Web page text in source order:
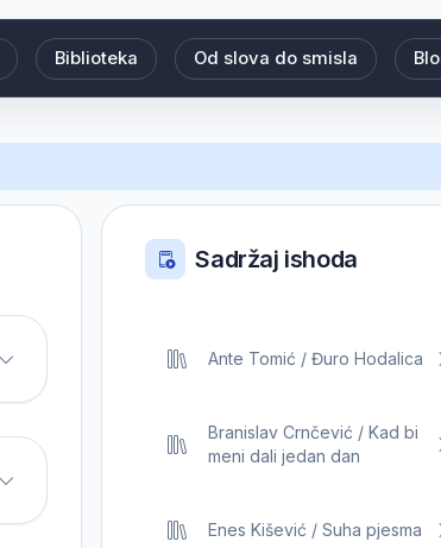
Biblioteka Od slova do smisla
Sadržaj ishoda
Ante Tomić / Đuro Hodalica
Branislav Crnčević / Kad bi
meni dali jedan dan
Enes Kišević / Suha pjesma